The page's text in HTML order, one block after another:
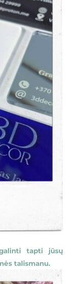
tapti jūsų
talismanu.